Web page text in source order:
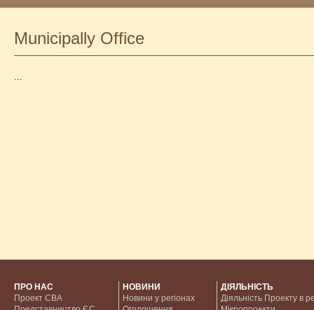
Municipally Office
ПРО НАС
Проект CBA
НОВИНИ
Новини у регіонах
ДІЯЛЬНІСТЬ
Діяльність Проекту в